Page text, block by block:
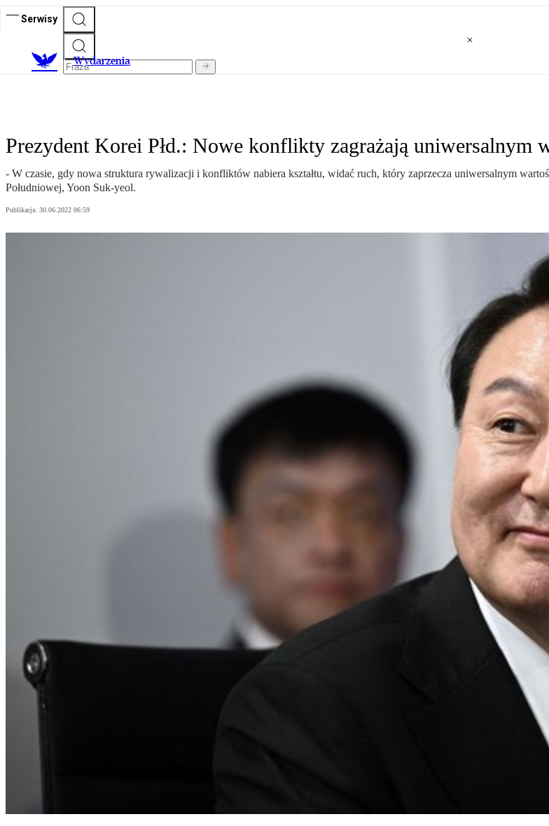
Serwisy
Wydarzenia
Prezydent Korei Płd.: Nowe konflikty zagrażają uniwersalnym
- W czasie, gdy nowa struktura rywalizacji i konfliktów nabiera kształtu, widać ruch, który zaprzecza uniwersalnym
Południowej, Yoon Suk-yeol.
Publikacja: 30.06.2022 06:59